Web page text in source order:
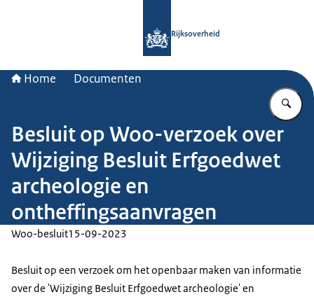
Rijksoverheid
Home Documenten
Besluit op Woo-verzoek over
Wijziging Besluit Erfgoedwet
archeologie en
ontheffingsaanvragen
Woo-besluit15-09-2023
Besluit op een verzoek om het openbaar maken van informatie
over de 'Wijziging Besluit Erfgoedwet archeologie' en